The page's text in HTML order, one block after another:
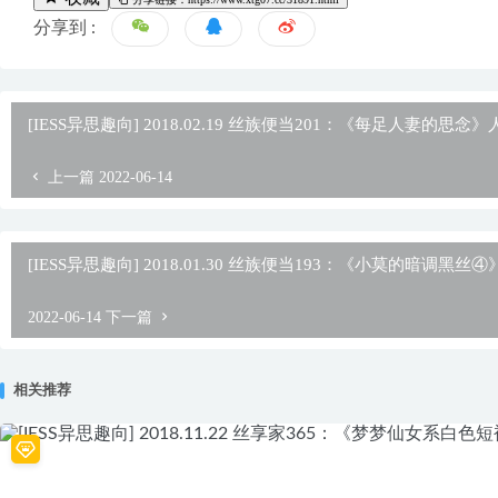
分享到 :
[IESS异思趣向] 2018.02.19 丝族便当201：《每足人妻的思念》
上一篇 2022-06-14
[IESS异思趣向] 2018.01.30 丝族便当193：《小莫的暗调黑丝④
2022-06-14 下一篇
相关推荐